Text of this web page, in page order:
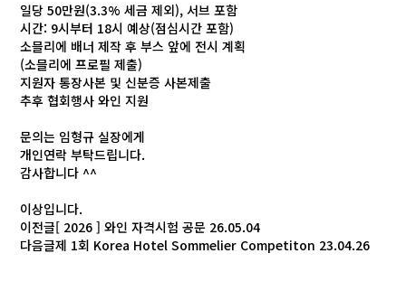
일당 50만원(3.3% 세금 제외), 서브 포함
시간: 9시부터 18시 예상(점심시간 포함)
소믈리에 배너 제작 후 부스 앞에 전시 계획
(소믈리에 프로필 제출)
지원자 통장사본 및 신분증 사본제출
추후 협회행사 와인 지원
문의는 임형규 실장에게
개인연락 부탁드립니다.
감사합니다 ^^
이상입니다.
이전글[ 2026 ] 와인 자격시험 공문 26.05.04
다음글제 1회 Korea Hotel Sommelier Competiton 23.04.26